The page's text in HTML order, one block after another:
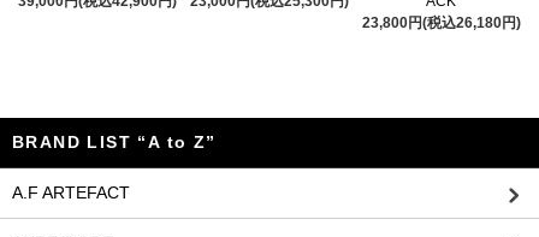
23,800円(税込26,180円)
BRAND LIST “A to Z”
A.F ARTEFACT